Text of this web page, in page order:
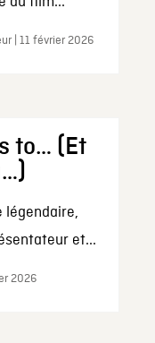
| 11 février 2026
to… (Et
légendaire,
et...
2026